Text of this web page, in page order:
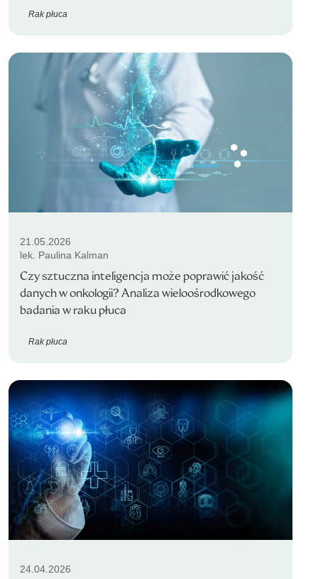
Rak płuca
21.05.2026
lek. Paulina Kalman
Czy sztuczna inteligencja może poprawić jakość
danych w onkologii? Analiza wieloośrodkowego
badania w raku płuca
Rak płuca
24.04.2026